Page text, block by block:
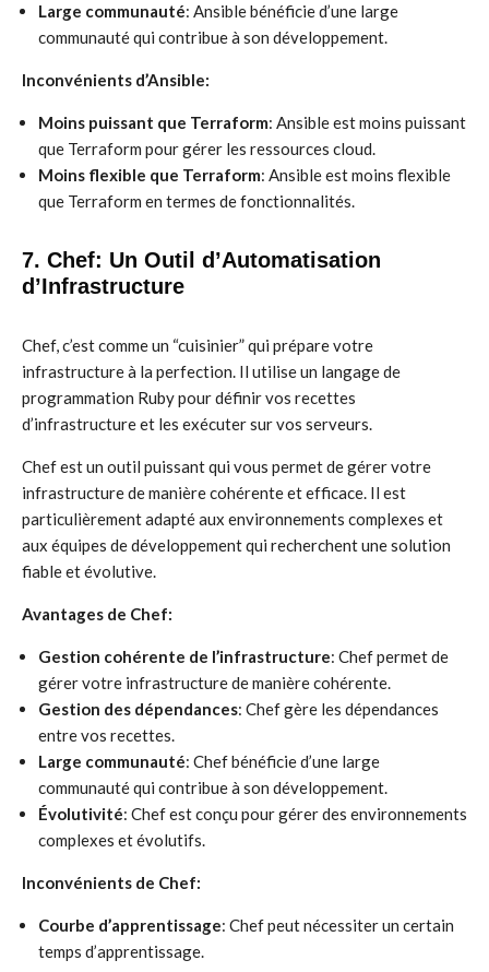
Large communauté: Ansible bénéficie d’une large
communauté qui contribue à son développement.
Inconvénients d’Ansible:
Moins puissant que Terraform: Ansible est moins puissant
que Terraform pour gérer les ressources cloud.
Moins flexible que Terraform: Ansible est moins flexible
que Terraform en termes de fonctionnalités.
7. Chef: Un Outil d’Automatisation
d’Infrastructure
Chef, c’est comme un “cuisinier” qui prépare votre
infrastructure à la perfection. Il utilise un langage de
programmation Ruby pour définir vos recettes
d’infrastructure et les exécuter sur vos serveurs.
Chef est un outil puissant qui vous permet de gérer votre
infrastructure de manière cohérente et efficace. Il est
particulièrement adapté aux environnements complexes et
aux équipes de développement qui recherchent une solution
fiable et évolutive.
Avantages de Chef:
Gestion cohérente de l’infrastructure: Chef permet de
gérer votre infrastructure de manière cohérente.
Gestion des dépendances: Chef gère les dépendances
entre vos recettes.
Large communauté: Chef bénéficie d’une large
communauté qui contribue à son développement.
Évolutivité: Chef est conçu pour gérer des environnements
complexes et évolutifs.
Inconvénients de Chef:
Courbe d’apprentissage: Chef peut nécessiter un certain
temps d’apprentissage.